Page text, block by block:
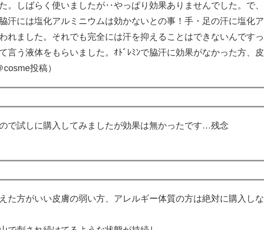
。しばらく使いましたが‥やっぱり効果ありませんでした。で、
汗には塩化アルミニウムは効かないとの事！手・足の汗に塩化ア
れました。それでも完全には汗を抑えることはできないんですっ
言う液体をもらいました。ｵﾄﾞﾚﾐﾝで脇汗に効果がなかった方、皮
投稿）
で試しに購入してみましたが効果は無かったです…残念
た方がいい皮膚の弱い方、アレルギー体質の方は絶対に購入しな